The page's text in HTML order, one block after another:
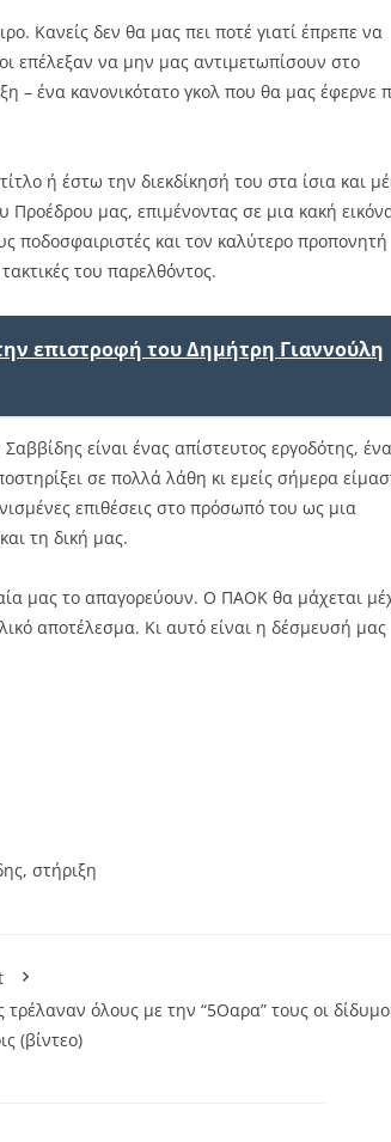
Κανείς δεν θα μας πει ποτέ γιατί έπρεπε να
επέλεξαν να μην μας αντιμετωπίσουν στο
– ένα κανονικότατο γκολ που θα μας έφερνε
ή έστω την διεκδίκησή του στα ίσια και
μας, επιμένοντας σε μια κακή
ποδοσφαιριστές και τον καλύτερο προπονητή
του παρελθόντος.
επιστροφή του Δημήτρη Γιαννούλη
είναι ένας απίστευτος εργοδότης,
σε πολλά λάθη κι εμείς σήμερα
επιθέσεις στο πρόσωπό του ως μια
τη δική μας.
μας το απαγορεύουν. Ο ΠΑΟΚ θα μάχεται
αποτέλεσμα. Κι αυτό είναι η δέσμευσή μας
, στήριξη
τρέλαναν όλους με την “5Οαρα” τους οι
(βίντεο)